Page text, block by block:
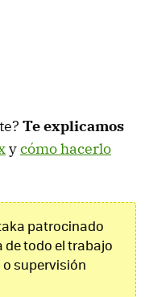
Te explicamos
ycómo hacerlo
patrocinado
de todo el trabajo
supervisión